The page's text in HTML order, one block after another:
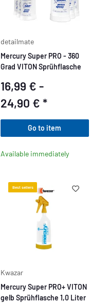
detailmate
Mercury Super PRO - 360
Grad VITON Sprühflasche
16,99 € -
24,90 € *
Go to item
Available immediately
Best sellers
Kwazar
Mercury Super PRO+ VITON
gelb Sprühflasche 1,0 Liter